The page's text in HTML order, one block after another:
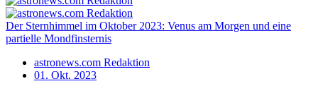
Der Sternhimmel im Oktober 2023: Venus am Morgen und eine
partielle Mondfinsternis
astronews.com Redaktion
01. Okt. 2023